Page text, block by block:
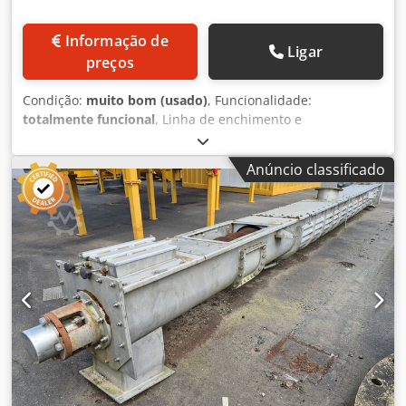
preços
Ligar
Condição: muito bom (usado), Funcionalidade:
totalmente funcional, Linha de enchimento e
porcionamento Handtmann VF616 com detector de metais
Loma e linha AL Linha completa para enchimento,
porcionamento, torção e suspensão de produtos cárneos
Handtmann, equipada com detector de metais Loma e
acessórios para operação com carros de açougue de 200
litros. Dksdpfxjxk T Iyj Aa Ijr O conjunto inclui: 1.
Enchedora a vácuo Handtmann com elevador para carros
de 200 l Marca: Handtmann Modelo: VF616 Número de
série: 26190 Ano de fabricação: 2009 Alimentação: 400 V, 3
Ph, 50 Hz Consumo de corrente: 17,3 A Potência: 12,0 kW
Bomba de vácuo: Busch, tipo KC 0016 E Número de série
da bomba: V19220646 Capacidade: 19 m³/h Dimensões:
1900 × 1350 × 2120 mm 2. Carro de açougue em aço
inoxidável Capacidade: 200 litros 3. Detector de metais de
Anúncio classificado